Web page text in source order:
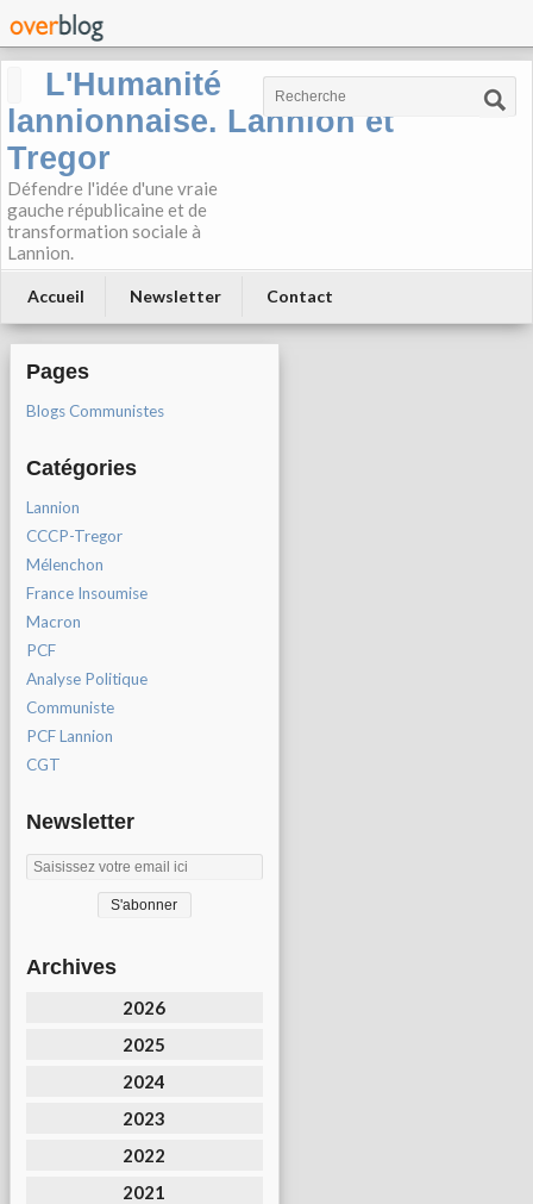
L'Humanité
lannionnaise. Lannion et
Tregor
Défendre l'idée d'une vraie
gauche républicaine et de
transformation sociale à
Lannion.
Accueil Newsletter Contact
Pages
Blogs Communistes
Catégories
Lannion
CCCP-Tregor
Mélenchon
France Insoumise
Macron
PCF
Analyse Politique
Communiste
PCF Lannion
CGT
Newsletter
Archives
2026
2025
2024
2023
2022
2021